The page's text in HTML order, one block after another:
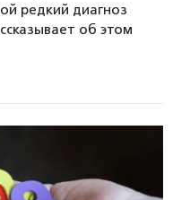
редкий диагноз
об этом